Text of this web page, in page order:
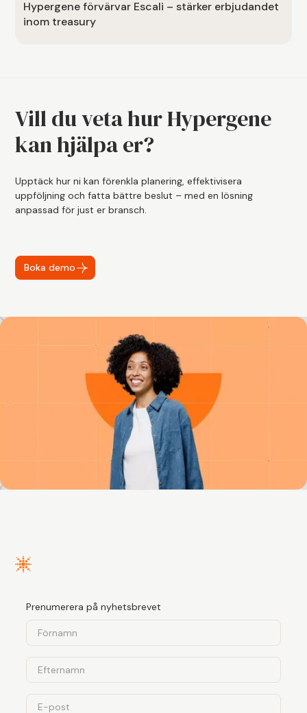
Hypergene förvärvar Escali – stärker erbjudandet
inom treasury
Vill du veta hur Hypergene
kan hjälpa er?
Upptäck hur ni kan förenkla planering, effektivisera
uppföljning och fatta bättre beslut – med en lösning
anpassad för just er bransch.
Boka demo
Prenumerera på nyhetsbrevet